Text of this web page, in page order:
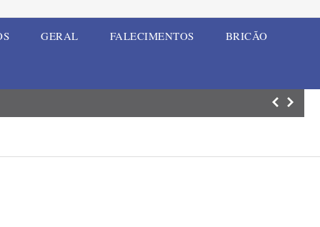
GERAL FALECIMENTOS BRICÃO
SMEd de Ijuí